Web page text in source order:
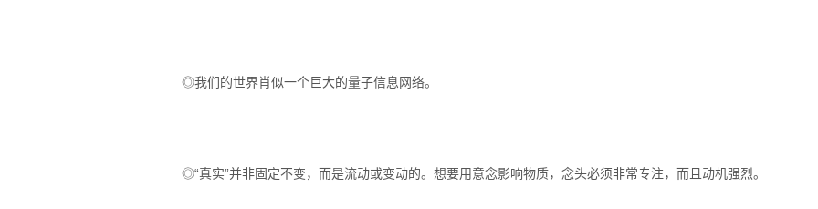
◎我们的世界肖似一个巨大的量子信息网络。
◎“真实”并非固定不变，而是流动或变动的。想要用意念影响物质，念头必须非常专注，而且动机强烈。